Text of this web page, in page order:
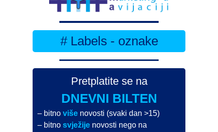
# Labels - oznake
Pretplatite se na
DNEVNI BILTEN
– bitnoviše novosti (svaki dan >15)
– bitnosvježije novosti nego na